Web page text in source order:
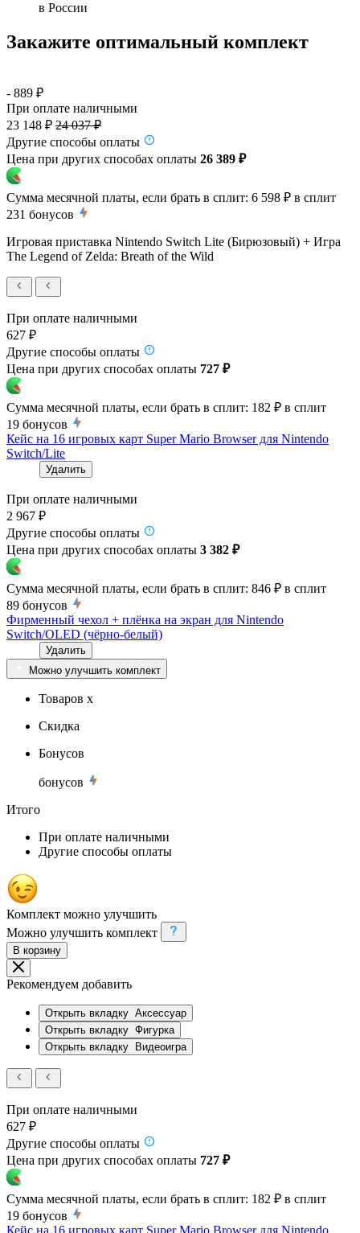
в России
Закажите оптимальный комплект
- 889 ₽
При оплате наличными
23 148 ₽ 24 037 ₽
Другие способы оплаты
Цена при других способах оплаты 26 389 ₽
Сумма месячной платы, если брать в сплит: 6 598 ₽ в сплит
231 бонусов
Игровая приставка Nintendo Switch Lite (Бирюзовый) + Игра
The Legend of Zelda: Breath of the Wild
При оплате наличными
627 ₽
Другие способы оплаты
Цена при других способах оплаты 727 ₽
Сумма месячной платы, если брать в сплит: 182 ₽ в сплит
19 бонусов
Кейс на 16 игровых карт Super Mario Browser для Nintendo
Switch/Lite
Удалить
При оплате наличными
2 967 ₽
Другие способы оплаты
Цена при других способах оплаты 3 382 ₽
Сумма месячной платы, если брать в сплит: 846 ₽ в сплит
89 бонусов
Фирменный чехол + плёнка на экран для Nintendo
Switch/OLED (чёрно-белый)
Удалить
Можно улучшить комплект
Товаров x
Скидка
Бонусов
бонусов
Итого
При оплате наличными
Другие способы оплаты
Комплект можно улучшить
Можно улучшить комплект
В корзину
Рекомендуем добавить
Открыть вкладку Аксессуар
Открыть вкладку Фигурка
Открыть вкладку Видеоигра
При оплате наличными
627 ₽
Другие способы оплаты
Цена при других способах оплаты 727 ₽
Сумма месячной платы, если брать в сплит: 182 ₽ в сплит
19 бонусов
Кейс на 16 игровых карт Super Mario Browser для Nintendo